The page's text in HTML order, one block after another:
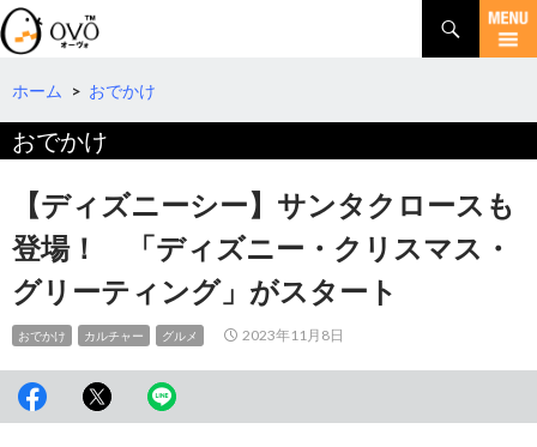
検
索
コ
テ
ツ
へ
ホーム > おでかけ
おでかけ
【ディズニーシー】サンタクロースも
登場！ 「ディズニー・クリスマス・
グリーティング」がスタート
おでかけ カルチャー グルメ 2023年11月8日